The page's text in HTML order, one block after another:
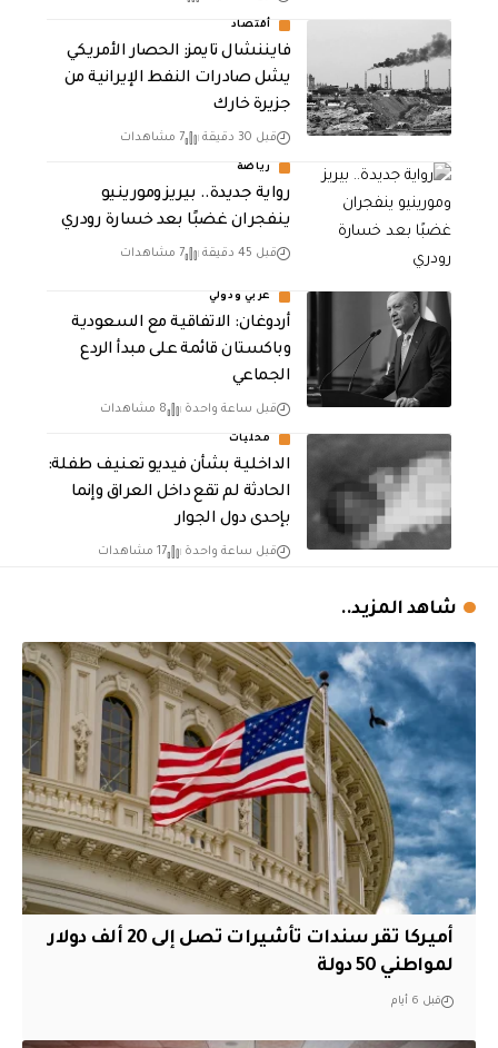
أقتصاد
فايننشال تايمز: الحصار الأمريكي
يشل صادرات النفط الإيرانية من
جزيرة خارك
قبل 30 دقيقة 7 مشاهدات
رياضة
رواية جديدة.. بيريز ومورينيو
ينفجران غضبًا بعد خسارة رودري
قبل 45 دقيقة 7 مشاهدات
عربي ودولي
أردوغان: الاتفاقية مع السعودية
وباكستان قائمة على مبدأ الردع
الجماعي
قبل ساعة واحدة 8 مشاهدات
محليات
الداخلية بشأن فيديو تعنيف طفلة:
الحادثة لم تقع داخل العراق وإنما
بإحدى دول الجوار
قبل ساعة واحدة 17 مشاهدات
شاهد المزيد..
أميركا تقر سندات تأشيرات تصل إلى 20 ألف دولار
لمواطني 50 دولة
قبل 6 أيام